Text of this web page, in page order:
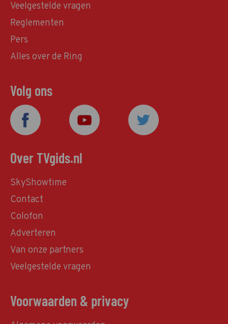
Veelgestelde vragen
Reglementen
Pers
Alles over de Ring
Volg ons
Over TVgids.nl
SkyShowtime
Contact
Colofon
Adverteren
Van onze partners
Veelgestelde vragen
Voorwaarden & privacy